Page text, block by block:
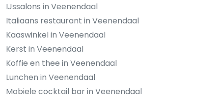
IJssalons in Veenendaal
Italiaans restaurant in Veenendaal
Kaaswinkel in Veenendaal
Kerst in Veenendaal
Koffie en thee in Veenendaal
Lunchen in Veenendaal
Mobiele cocktail bar in Veenendaal